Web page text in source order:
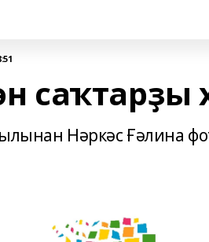
саҡтарҙы
Нәркәс Ғәлина